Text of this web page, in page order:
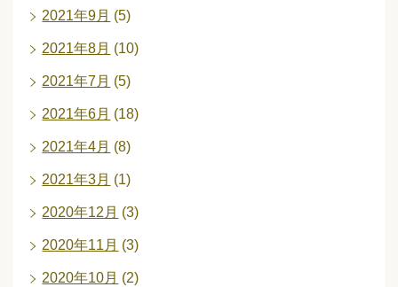
2021年9月 (5)
2021年8月 (10)
2021年7月 (5)
2021年6月 (18)
2021年4月 (8)
2021年3月 (1)
2020年12月 (3)
2020年11月 (3)
2020年10月 (2)